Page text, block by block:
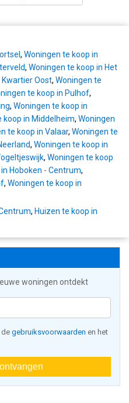
, Woningen te koop in
, Woningen te koop in Het
Kwartier Oost, Woningen te
te koop in Pulhof,
, Woningen te koop in
koop in Middelheim, Woningen
te koop in Valaar, Woningen te
, Woningen te koop in
, Woningen te koop
Hoboken - Centrum,
, Woningen te koop in
, Huizen te koop in
woningen ontdekt
de gebruiksvoorwaarden en het